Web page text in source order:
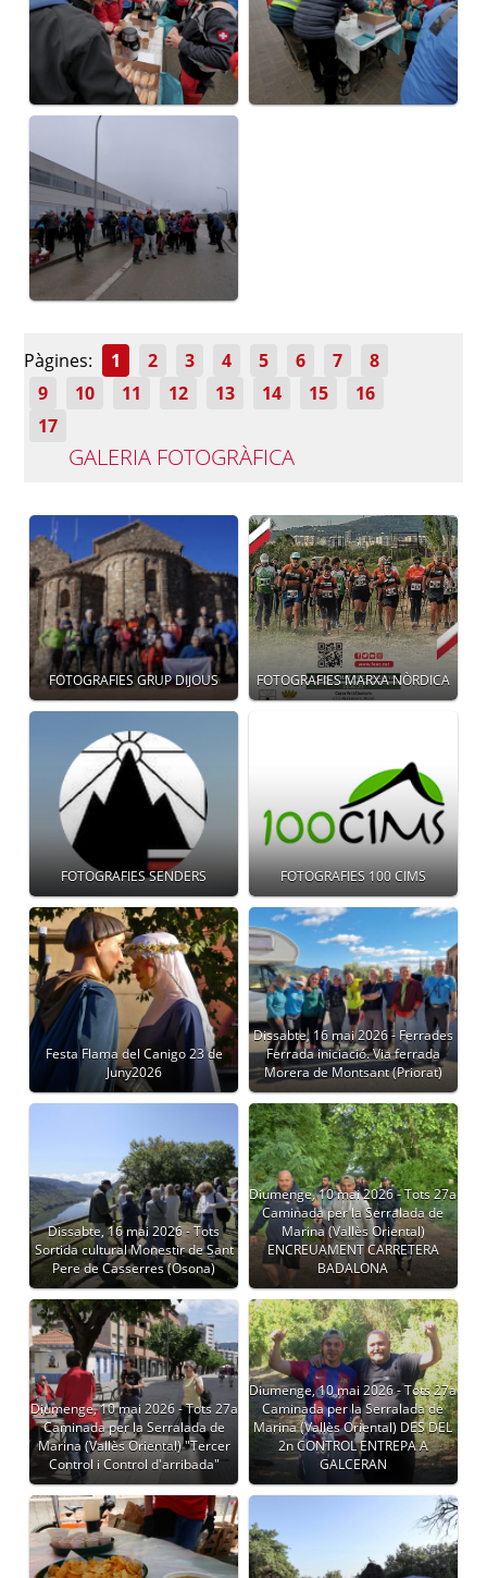
Pàgines: 1 2 3 4 5 6 7
8
9
10 11 12 13 14 15
16
17
GALERIA FOTOGRÀFICA
FOTOGRAFIES GRUP DIJOUS FOTOGRAFIES MARXA NÒRDICA
FOTOGRAFIES SENDERS FOTOGRAFIES 100 CIMS
Festa Flama del Canigo 23 de
Juny2026
Dissabte, 16 mai 2026 - Ferrades
Ferrada iniciació. Via ferrada
Morera de Montsant (Priorat)
Dissabte, 16 mai 2026 - Tots
Sortida cultural Monestir de Sant
Pere de Casserres (Osona)
Diumenge, 10 mai 2026 - Tots 27a
Caminada per la Serralada de
Marina (Vallès Oriental)
ENCREUAMENT CARRETERA
BADALONA
Diumenge, 10 mai 2026 - Tots 27a
Caminada per la Serralada de
Marina (Vallès Oriental) "Tercer
Control i Control d'arribada"
Diumenge, 10 mai 2026 - Tots 27a
Caminada per la Serralada de
Marina (Vallès Oriental) DES DEL
2n CONTROL ENTREPA A
GALCERAN